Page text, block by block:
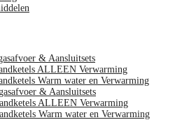
& Aansluitsets
ALLEEN Verwarming
Warm water en Verwarming
& Aansluitsets
ALLEEN Verwarming
Warm water en Verwarming